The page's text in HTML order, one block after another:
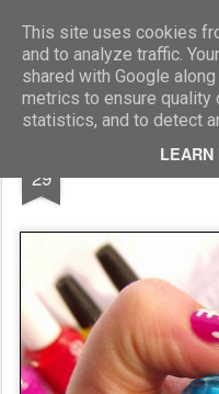
This site uses cookies
and to analyze traffic.
shared with Google
metrics to ensure quality
statistics, and to detect
LEARN
Blog Moniszona
29